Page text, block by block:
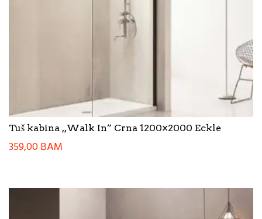
Tuš kabina ,,Walk In” Crna 1200×2000 Eckle
359,00BAM